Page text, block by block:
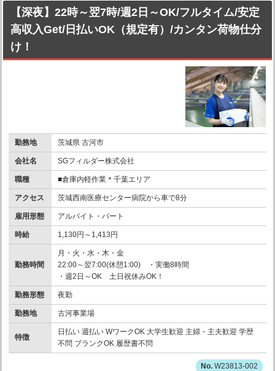
【深夜】22時～翌7時/週2日～OK/フルタイム/安定
高収入Get/日払いOK（規定有）/カンタン荷物仕分
け！
勤務地 茨城県 古河市
会社名 SGフィルダー株式会社
職種 ■倉庫内軽作業＊千葉エリア
アクセス 茨城西南医療センター病院から車で8分
雇用形態 アルバイト・パート
時給 1,130円～1,413円
勤務時間
月・火・水・木・金
22:00～翌7:00(休憩1:00) ・実働8時間
・週2日～OK 土日祝休みOK！
勤務形態 夜勤
勤務地 古河事業場
特徴
日払い 週払い WワークOK 大学生歓迎 主婦・主夫歓迎 学歴
不問 ブランクOK 履歴書不問
W23813-002